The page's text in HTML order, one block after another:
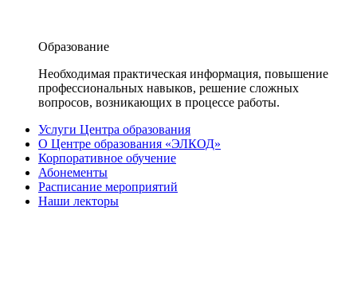
Образование
Необходимая практическая информация, повышение
профессиональных навыков, решение сложных
вопросов, возникающих в процессе работы.
Услуги Центра образования
О Центре образования «ЭЛКОД»
Корпоративное обучение
Абонементы
Расписание мероприятий
Наши лекторы